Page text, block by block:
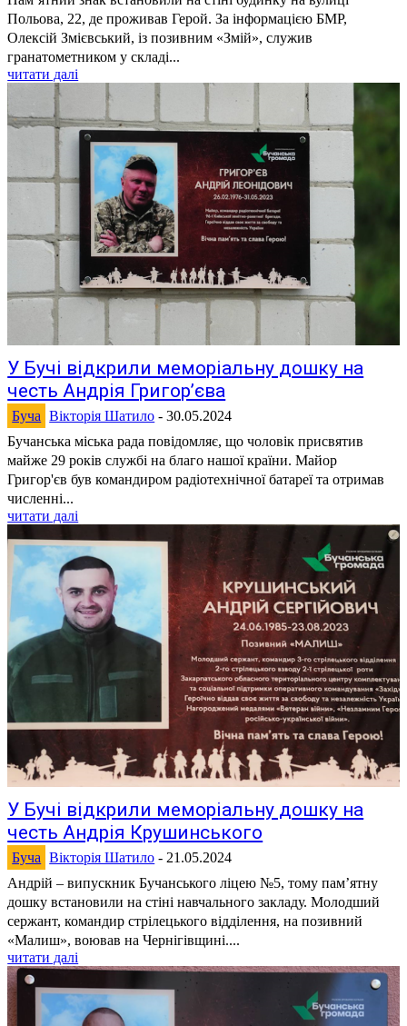
Польова, 22, де проживав Герой. За інформацією БМР,
Олексій Змієвський, із позивним «Змій», служив
гранатометником у складі...
читати далі
У Бучі відкрили меморіальну дошку на
честь Андрія Григор’єва
Буча Вікторія Шатило - 30.05.2024
Бучанська міська рада повідомляє, що чоловік присвятив
майже 29 років службі на благо нашої країни. Майор
Григор'єв був командиром радіотехнічної батареї та отримав
численні...
читати далі
У Бучі відкрили меморіальну дошку на
честь Андрія Крушинського
Буча Вікторія Шатило - 21.05.2024
Андрій – випускник Бучанського ліцею №5, тому пам’ятну
дошку встановили на стіні навчального закладу. Молодший
сержант, командир стрілецького відділення, на позивний
«Малиш», воював на Чернігівщині....
читати далі